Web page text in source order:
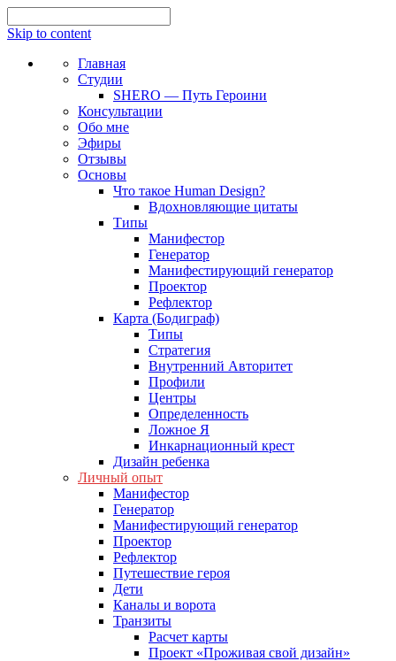
Skip to content
Главная
Студии
SHERO — Путь Героини
Консультации
Обо мне
Эфиры
Отзывы
Основы
Что такое Human Design?
Вдохновляющие цитаты
Типы
Манифестор
Генератор
Манифестирующий генератор
Проектор
Рефлектор
Карта (Бодиграф)
Типы
Стратегия
Внутренний Авторитет
Профили
Центры
Определенность
Ложное Я
Инкарнационный крест
Дизайн ребенка
Личный опыт
Манифестор
Генератор
Манифестирующий генератор
Проектор
Рефлектор
Путешествие героя
Дети
Каналы и ворота
Транзиты
Расчет карты
Проект «Проживая свой дизайн»